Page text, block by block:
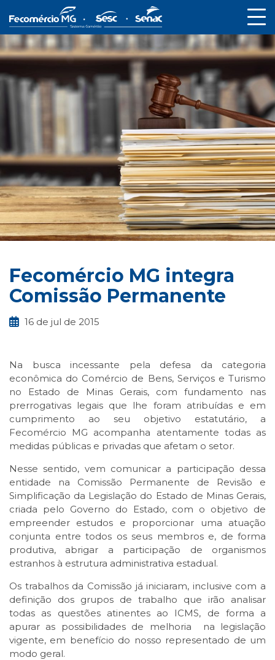
Fecomércio MG integra
Comissão Permanente
16 de jul de 2015
Na busca incessante pela defesa da categoria
econômica do Comércio de Bens, Serviços e Turismo
no Estado de Minas Gerais, com fundamento nas
prerrogativas legais que lhe foram atribuídas e em
cumprimento ao seu objetivo estatutário, a
Fecomércio MG acompanha atentamente todas as
medidas públicas e privadas que afetam o setor.
Nesse sentido, vem comunicar a participação dessa
entidade na Comissão Permanente de Revisão e
Simplificação da Legislação do Estado de Minas Gerais,
criada pelo Governo do Estado, com o objetivo de
empreender estudos e proporcionar uma atuação
conjunta entre todos os seus membros e, de forma
produtiva, abrigar a participação de organismos
estranhos à estrutura administrativa estadual.
Os trabalhos da Comissão já iniciaram, inclusive com a
definição dos grupos de trabalho que irão analisar
todas as questões atinentes ao ICMS, de forma a
apurar as possibilidades de melhoria na legislação
vigente, em benefício do nosso representado de um
modo geral.